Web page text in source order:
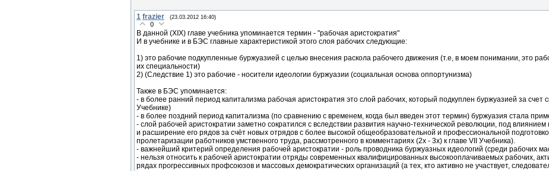
1 frazier (23.03.2012 16:40)
0
В данной (ХIX) главе учебника упоминается термин - "рабочая аристократия"
И в учебнике и в БЭС главные характеристикой этого слоя рабочих следующие:
1) это рабочие подкупленные буржуазией с целью внесения раскола рабочего движения (т.е, в моем понимании, это
их специальности)
2) (Следствие 1) это рабочие - носители идеологии буржуазии (социальная основа оппортунизма)
Также в БЭС упоминается:
- в более ранний период капитализма рабочая аристократия это слой рабочих, который подкуплен буржуазией за
Учебнике)
- в более поздний период капитализма (по сравнению с временем, когда был введен этот термин) буржуазия стала
- слой рабочей аристократии заметно сократился с вследствии развития научно-технической революции, под
и расширение его рядов за счёт новых отрядов с более высокой общеобразовательной и профессиональной
пролетаризации работников умственного труда, рассмотренного в комментариях (2x - 3x) к главе VII Учебника).
- важнейший критерий определения рабочей аристократии - роль проводника буржуазных идеологий (среди рабочих
- нельзя относить к рабочей аристократии отряды современных квалифицированных высокооплачиваемых рабочих,
рядах прогрессивных профсоюзов и массовых демократических организаций (а тех, кто активно не участвует,